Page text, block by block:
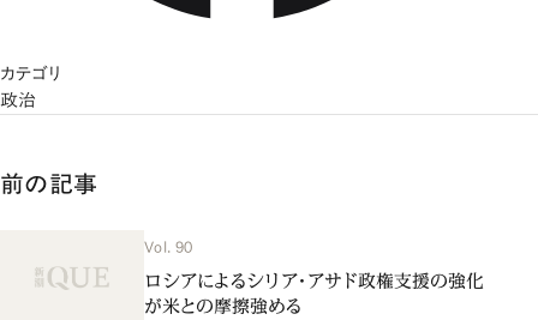
カテゴリ
政治
前の記事
Vol. 90
ロシアによるシリア・アサド政権支援の強化
が米との摩擦強める